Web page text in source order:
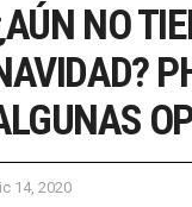
NO
14, 2020